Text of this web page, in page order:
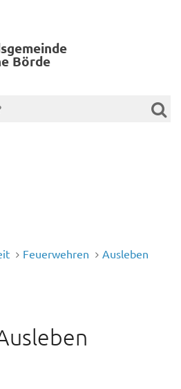
Börde
Feuerwehren Ausleben